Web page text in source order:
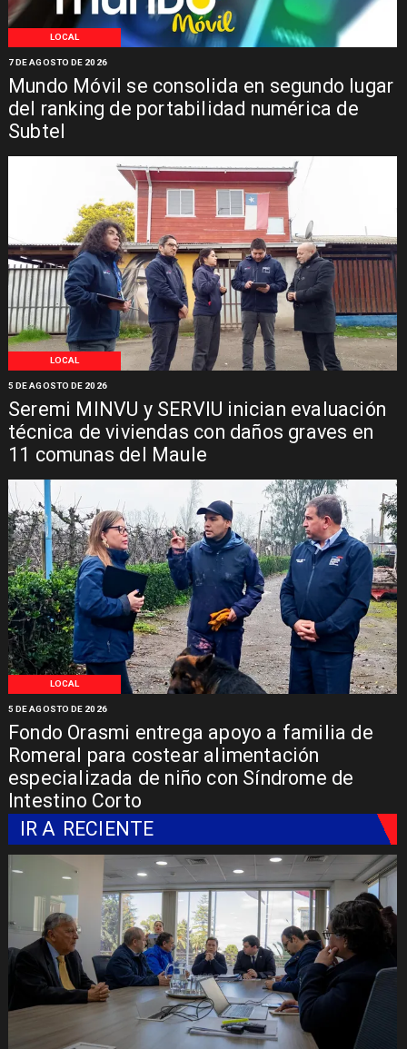
LOCAL
Mundo Móvil se consolida en segundo lugar
del ranking de portabilidad numérica de
Subtel
7 DE AGOSTO DE 2026
LOCAL
Seremi MINVU y SERVIU inician evaluación
técnica de viviendas con daños graves en
11 comunas del Maule
5 DE AGOSTO DE 2026
LOCAL
Fondo Orasmi entrega apoyo a familia de
Romeral para costear alimentación
especializada de niño con Síndrome de
Intestino Corto
5 DE AGOSTO DE 2026
IR A RECIENTE